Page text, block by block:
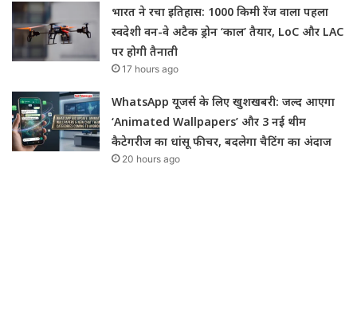
भारत ने रचा इतिहास: 1000 किमी रेंज वाला पहला
स्वदेशी वन-वे अटैक ड्रोन ‘काल’ तैयार, LoC और LAC
पर होगी तैनाती
17 hours ago
WhatsApp यूजर्स के लिए खुशखबरी: जल्द आएगा
‘Animated Wallpapers’ और 3 नई थीम
कैटेगरीज का धांसू फीचर, बदलेगा चैटिंग का अंदाज
20 hours ago